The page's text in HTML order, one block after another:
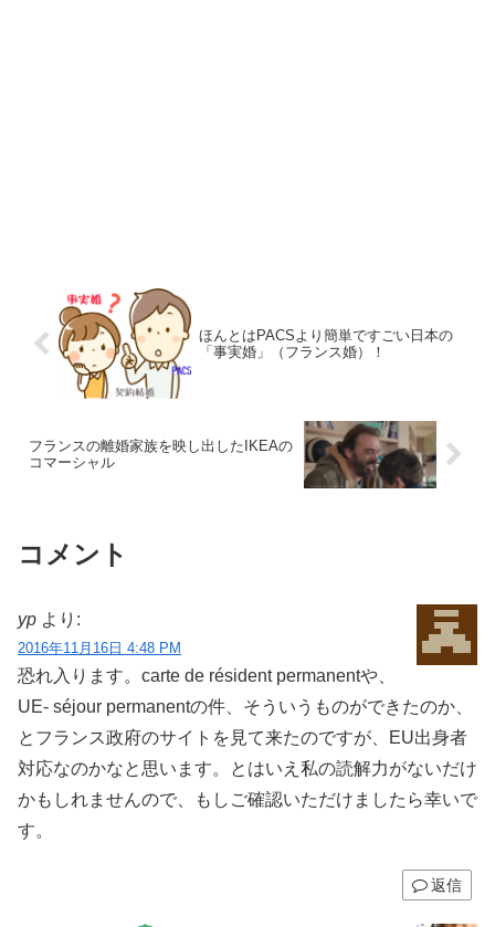
ほんとはPACSより簡単ですごい日本の
「事実婚」（フランス婚）！
フランスの離婚家族を映し出したIKEAの
コマーシャル
コメント
yp より:
2016年11月16日 4:48 PM
恐れ入ります。carte de résident permanentや、
UE- séjour permanentの件、そういうものができたのか、
とフランス政府のサイトを見て来たのですが、EU出身者
対応なのかなと思います。とはいえ私の読解力がないだけ
かもしれませんので、もしご確認いただけましたら幸いで
す。
返信